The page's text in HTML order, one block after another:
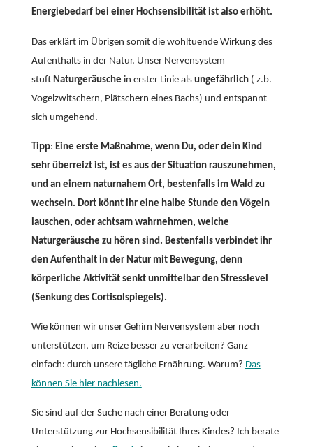
Energiebedarf bei einer Hochsensibilität ist also erhöht.
Das erklärt im Übrigen somit die wohltuende Wirkung des
Aufenthalts in der Natur. Unser Nervensystem
stuft Naturgeräusche in erster Linie als ungefährlich ( z.b.
Vogelzwitschern, Plätschern eines Bachs) und entspannt
sich umgehend.
Tipp: Eine erste Maßnahme, wenn Du, oder dein Kind
sehr überreizt ist, ist es aus der Situation rauszunehmen,
und an einem naturnahem Ort, bestenfalls im Wald zu
wechseln. Dort könnt ihr eine halbe Stunde den Vögeln
lauschen, oder achtsam wahrnehmen, welche
Naturgeräusche zu hören sind. Bestenfalls verbindet ihr
den Aufenthalt in der Natur mit Bewegung, denn
körperliche Aktivität senkt unmittelbar den Stresslevel
(Senkung des Cortisolspiegels).
Wie können wir unser Gehirn Nervensystem aber noch
unterstützen, um Reize besser zu verarbeiten? Ganz
einfach: durch unsere tägliche Ernährung. Warum? Das
können Sie hier nachlesen.
Sie sind auf der Suche nach einer Beratung oder
Unterstützung zur Hochsensibilität Ihres Kindes? Ich berate